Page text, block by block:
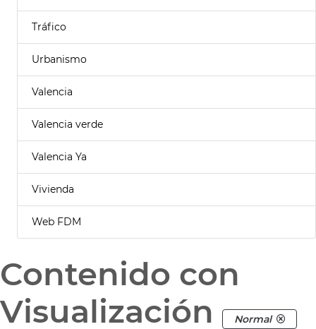
Tráfico
Urbanismo
Valencia
Valencia verde
Valencia Ya
Vivienda
Web FDM
Contenido con
Visualización
Normal